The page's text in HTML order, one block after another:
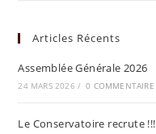
Articles Récents
Assemblée Générale 2026
24 MARS 2026 / 0 COMMENTAIRE
Le Conservatoire recrute !!!